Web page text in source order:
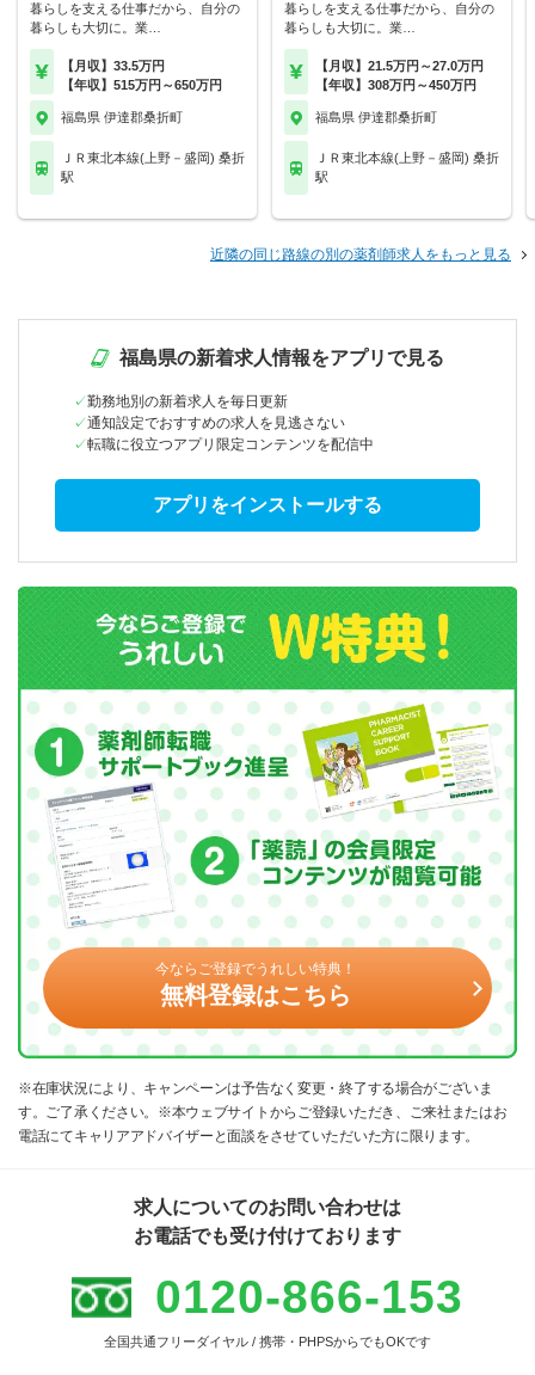
暮らしを支える仕事だから、自分の
暮らしも大切に。業…
【月収】33.5万円
【年収】515万円～650万円
福島県 伊達郡桑折町
ＪＲ東北本線(上野－盛岡) 桑折
駅
暮らしを支える仕事だから、自分の
暮らしも大切に。業…
【月収】21.5万円～27.0万円
【年収】308万円～450万円
福島県 伊達郡桑折町
ＪＲ東北本線(上野－盛岡) 桑折
駅
近隣の同じ路線の別の薬剤師求人をもっと見る
福島県の新着求人情報をアプリで見る
勤務地別の新着求人を毎日更新
通知設定でおすすめの求人を見逃さない
転職に役立つアプリ限定コンテンツを配信中
アプリをインストールする
今ならご登録でうれしい特典！
無料登録はこちら
※在庫状況により、キャンペーンは予告なく変更・終了する場合がございま
す。ご了承ください。※本ウェブサイトからご登録いただき、ご来社またはお
電話にてキャリアアドバイザーと面談をさせていただいた方に限ります。
求人についてのお問い合わせは
お電話でも受け付けております
0120-866-153
全国共通フリーダイヤル / 携帯・PHPSからでもOKです